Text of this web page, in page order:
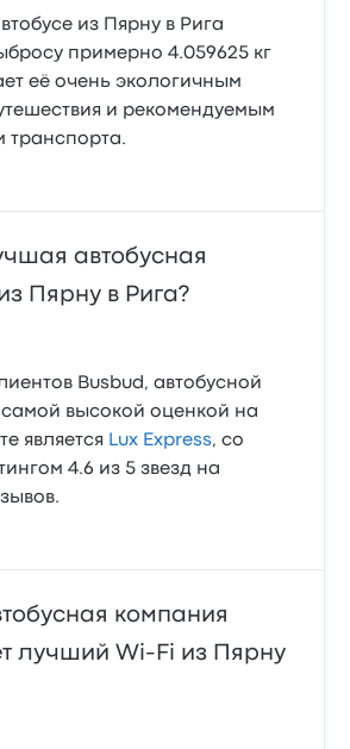
из Пярну в Рига
примерно 4.059625 кг
её очень экологичным
и рекомендуемым
транспорта.
автобусная
Пярну в Рига?
Busbud, автобусной
высокой оценкой на
является Lux Express, со
4.6 из 5 звезд на
компания
лучший Wi‑Fi из Пярну